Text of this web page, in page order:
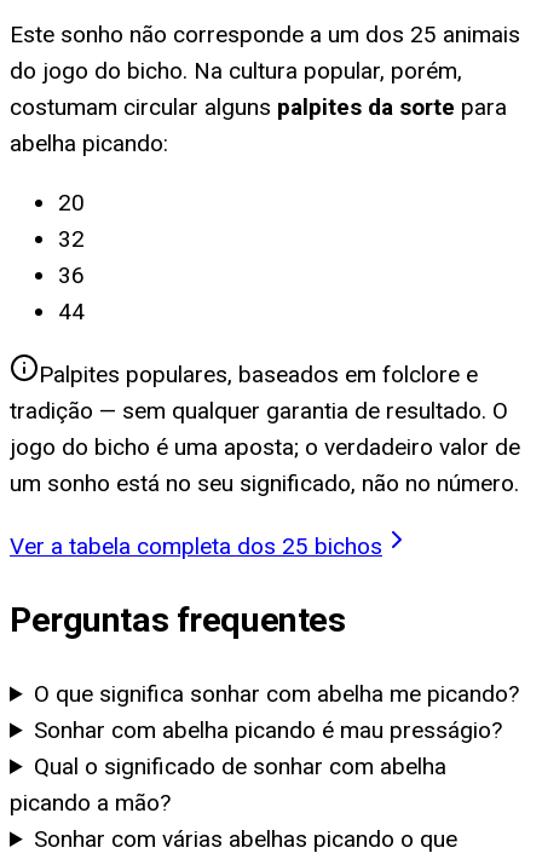
Este sonho não corresponde a um dos 25 animais
do jogo do bicho. Na cultura popular, porém,
costumam circular alguns palpites da sorte para
abelha picando:
20
32
36
44
Palpites populares, baseados em folclore e
tradição — sem qualquer garantia de resultado. O
jogo do bicho é uma aposta; o verdadeiro valor de
um sonho está no seu significado, não no número.
Ver a tabela completa dos 25 bichos
Perguntas frequentes
O que significa sonhar com abelha me picando?
Sonhar com abelha picando é mau presságio?
Qual o significado de sonhar com abelha
picando a mão?
Sonhar com várias abelhas picando o que